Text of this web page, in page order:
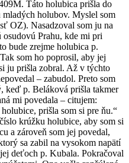
Táto holubica prišla do
holubov. Myslel som
OZ). Nasadzoval som ju na
osudovú Prahu, kde mi pri
bude zrejme holubica p.
som ho poprosil, aby jej
ju prišla zobral. Až v týchto
– zabudol. Preto som
keď p. Beláková prišla takmer
mi povedala – citujem:
prišla som si pre ňu.“
krúžku holubice, aby som si
a zároveň som jej povedal,
sa zabil na vysokom napätí
deťoch p. Kubala. Pokračoval